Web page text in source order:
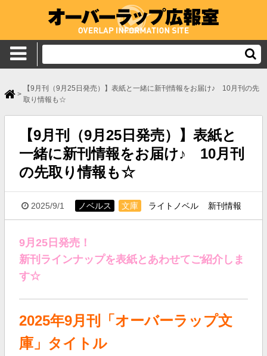
>
【9月刊（9月25日発売）】表紙と一緒に新刊情報をお届け♪ 10月刊の先
取り情報も☆
【9月刊（9月25日発売）】表紙と
一緒に新刊情報をお届け♪ 10月刊
の先取り情報も☆
2025/9/1 ノベルス 文庫 ライトノベル 新刊情報
9月25日発売！
新刊ラインナップを表紙とあわせてご紹介しま
す☆
2025年9月刊「オーバーラップ文
庫」タイトル